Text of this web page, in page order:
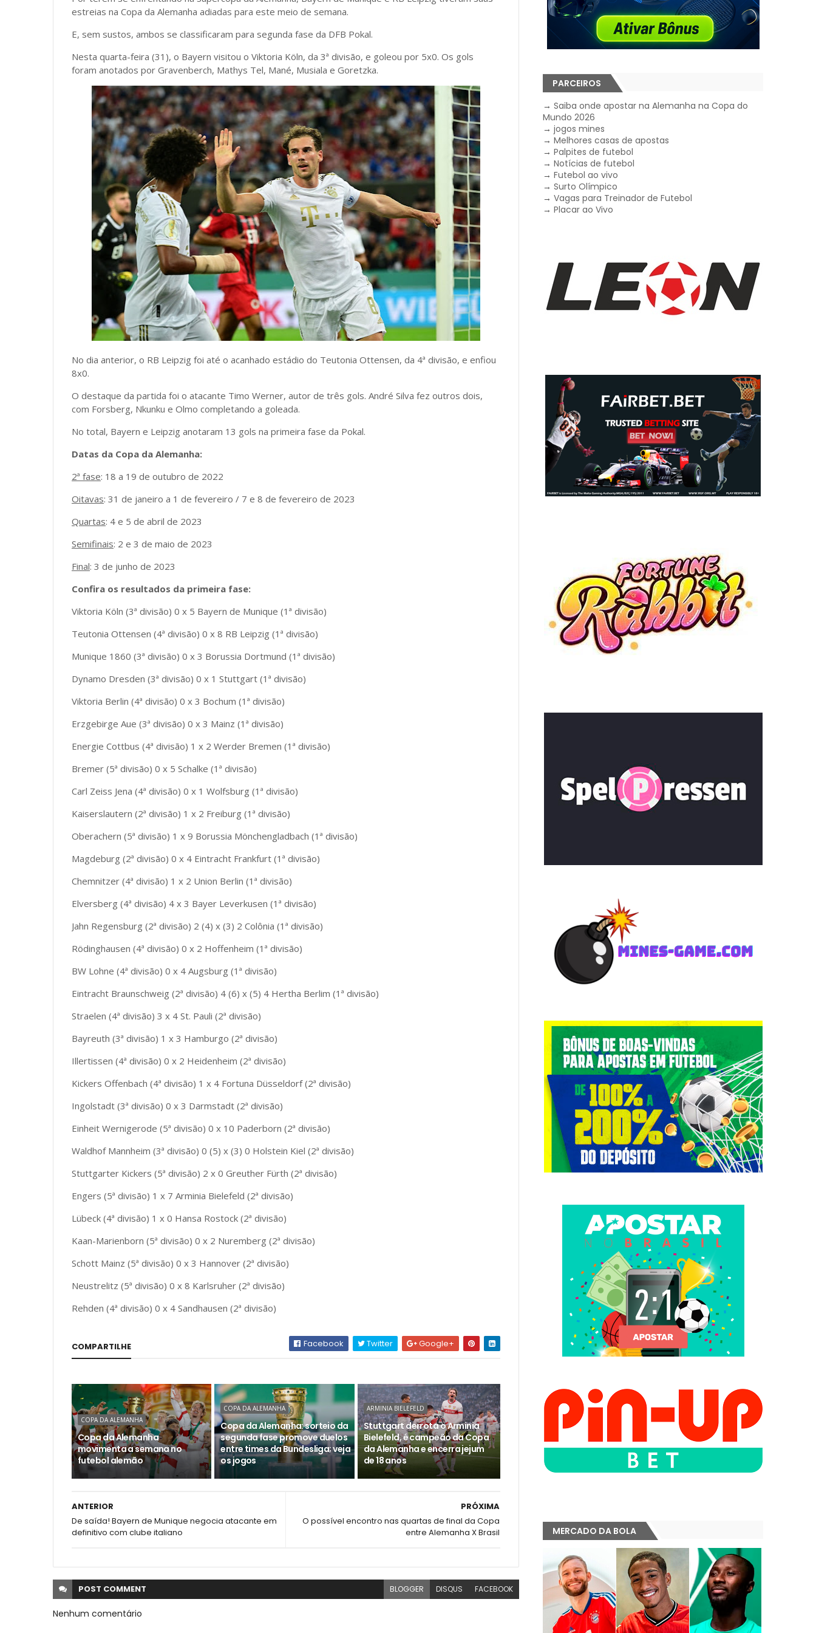
estreias na Copa da Alemanha adiadas para este meio de semana.
E, sem sustos, ambos se classificaram para segunda fase da DFB Pokal.
Nesta quarta-feira (31), o Bayern visitou o Viktoria Köln, da 3ª divisão, e goleou por 5x0. Os gols
foram anotados por Gravenberch, Mathys Tel, Mané, Musiala e Goretzka.
No dia anterior, o RB Leipzig foi até o acanhado estádio do Teutonia Ottensen, da 4ª divisão, e enfiou
8x0.
O destaque da partida foi o atacante Timo Werner, autor de três gols. André Silva fez outros dois,
com Forsberg, Nkunku e Olmo completando a goleada.
No total, Bayern e Leipzig anotaram 13 gols na primeira fase da Pokal.
Datas da Copa da Alemanha:
2ª fase: 18 a 19 de outubro de 2022
Oitavas: 31 de janeiro a 1 de fevereiro / 7 e 8 de fevereiro de 2023
Quartas: 4 e 5 de abril de 2023
Semifinais: 2 e 3 de maio de 2023
Final: 3 de junho de 2023
Confira os resultados da primeira fase:
Viktoria Köln (3ª divisão) 0 x 5 Bayern de Munique (1ª divisão)
Teutonia Ottensen (4ª divisão) 0 x 8 RB Leipzig (1ª divisão)
Munique 1860 (3ª divisão) 0 x 3 Borussia Dortmund (1ª divisão)
Dynamo Dresden (3ª divisão) 0 x 1 Stuttgart (1ª divisão)
Viktoria Berlin (4ª divisão) 0 x 3 Bochum (1ª divisão)
Erzgebirge Aue (3ª divisão) 0 x 3 Mainz (1ª divisão)
Energie Cottbus (4ª divisão) 1 x 2 Werder Bremen (1ª divisão)
Bremer (5ª divisão) 0 x 5 Schalke (1ª divisão)
Carl Zeiss Jena (4ª divisão) 0 x 1 Wolfsburg (1ª divisão)
Kaiserslautern (2ª divisão) 1 x 2 Freiburg (1ª divisão)
Oberachern (5ª divisão) 1 x 9 Borussia Mönchengladbach (1ª divisão)
Magdeburg (2ª divisão) 0 x 4 Eintracht Frankfurt (1ª divisão)
Chemnitzer (4ª divisão) 1 x 2 Union Berlin (1ª divisão)
Elversberg (4ª divisão) 4 x 3 Bayer Leverkusen (1ª divisão)
Jahn Regensburg (2ª divisão) 2 (4) x (3) 2 Colônia (1ª divisão)
Rödinghausen (4ª divisão) 0 x 2 Hoffenheim (1ª divisão)
BW Lohne (4ª divisão) 0 x 4 Augsburg (1ª divisão)
Eintracht Braunschweig (2ª divisão) 4 (6) x (5) 4 Hertha Berlim (1ª divisão)
Straelen (4ª divisão) 3 x 4 St. Pauli (2ª divisão)
Bayreuth (3ª divisão) 1 x 3 Hamburgo (2ª divisão)
Illertissen (4ª divisão) 0 x 2 Heidenheim (2ª divisão)
Kickers Offenbach (4ª divisão) 1 x 4 Fortuna Düsseldorf (2ª divisão)
Ingolstadt (3ª divisão) 0 x 3 Darmstadt (2ª divisão)
Einheit Wernigerode (5ª divisão) 0 x 10 Paderborn (2ª divisão)
Waldhof Mannheim (3ª divisão) 0 (5) x (3) 0 Holstein Kiel (2ª divisão)
Stuttgarter Kickers (5ª divisão) 2 x 0 Greuther Fürth (2ª divisão)
Engers (5ª divisão) 1 x 7 Arminia Bielefeld (2ª divisão)
Lübeck (4ª divisão) 1 x 0 Hansa Rostock (2ª divisão)
Kaan-Marienborn (5ª divisão) 0 x 2 Nuremberg (2ª divisão)
Schott Mainz (5ª divisão) 0 x 3 Hannover (2ª divisão)
Neustrelitz (5ª divisão) 0 x 8 Karlsruher (2ª divisão)
Rehden (4ª divisão) 0 x 4 Sandhausen (2ª divisão)
COMPARTILHE Facebook Twitter Google+
COPA DA ALEMANHA
Copa da Alemanha
movimenta a semana no
futebol alemão
COPA DA ALEMANHA
Copa da Alemanha: sorteio da
segunda fase promove duelos
entre times da Bundesliga; veja
os jogos
ARMINIA BIELEFELD
Stuttgart derrota o Arminia
Bielefeld, é campeão da Copa
da Alemanha e encerra jejum
de 18 anos
PRÓXIMA
O possível encontro nas quartas de final da Copa
entre Alemanha X Brasil
ANTERIOR
De saída! Bayern de Munique negocia atacante em
definitivo com clube italiano
POST COMMENT BLOGGER DISQUS FACEBOOK
Nenhum comentário
PARCEIROS
→Saiba onde apostar na Alemanha na Copa do
Mundo 2026
→jogos mines
→Melhores casas de apostas
→Palpites de futebol
→Notícias de futebol
→Futebol ao vivo
→Surto Olímpico
→Vagas para Treinador de Futebol
→Placar ao Vivo
MERCADO DA BOLA